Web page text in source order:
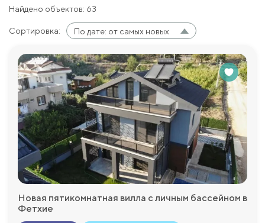
Найдено объектов: 63
Сортировка: По дате: от самых новых
Новая пятикомнатная вилла с личным бассейном в
Фетхие